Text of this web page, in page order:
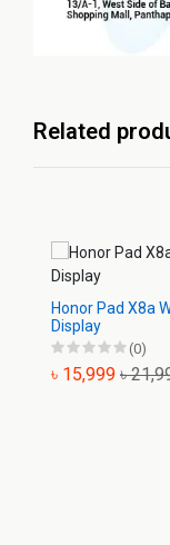
Related
Honor Pad X8a
Display
(0)
৳ 15,999 ৳